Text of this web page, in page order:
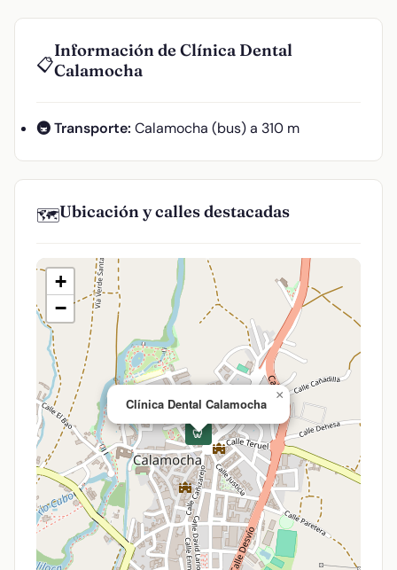
📋
Información de Clínica Dental
Calamocha
🚇 Transporte: Calamocha (bus) a 310 m
🗺️Ubicación y calles destacadas
🦷
Clínica Dental Calamocha
×
+
−